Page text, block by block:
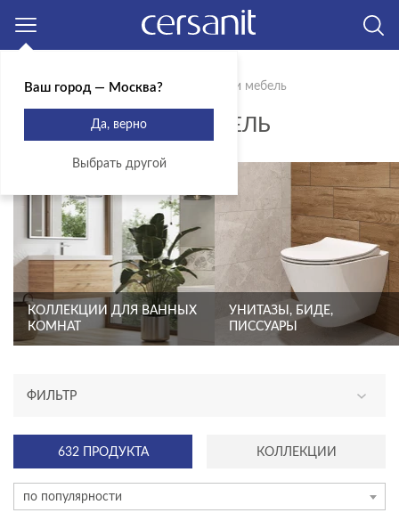
Главная Продукты Сантехника и мебель
САНТЕХНИКА И МЕБЕЛЬ
КОЛЛЕКЦИИ ДЛЯ ВАННЫХ
КОМНАТ
УНИТАЗЫ, БИДЕ,
ПИССУАРЫ
ФИЛЬТР
эксклюзив
632 ПРОДУКТА КОЛЛЕКЦИИ
по популярности
Ваш город — Москва?
Да, верно
Выбрать другой